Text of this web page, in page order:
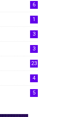
6
1
3
3
23
4
5